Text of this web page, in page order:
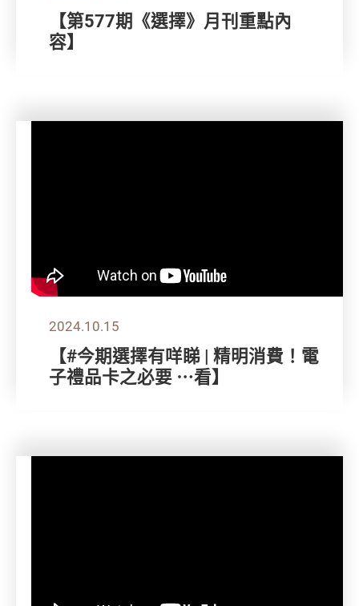
【第577期《選擇》月刊重點內
容】
2024.10.15
【#今期選擇有咩睇 | 精明消費！電
子禮品卡之必要 ⋯看】